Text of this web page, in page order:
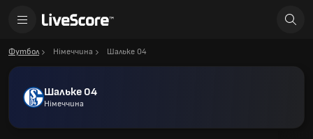
Футбол Німеччина Шальке 04
Шальке 04
Німеччина